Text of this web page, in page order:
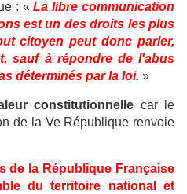
: «La libre communication
est un des droits les plus
citoyen peut donc parler,
sauf à répondre de l'abus
déterminés par la loi. »
constitutionnelle car le
de la Ve République renvoie
de la République Française
du territoire national et